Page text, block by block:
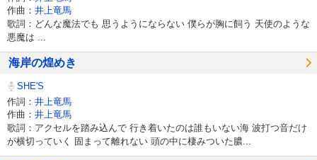
作曲： 井上竜馬
歌詞：どんな魔法でも 思うようにならない 僕らが胸に飼う 天使のような
悪魔は ...
海岸の煌めき
SHE'S
作詞： 井上竜馬
作曲： 井上竜馬
歌詞：アクセルを踏み込んで 行き着いたのは誰もいない海 波打つ音だけ
が横切っていく 固まって離れない 頭の中に棲みついた膿...